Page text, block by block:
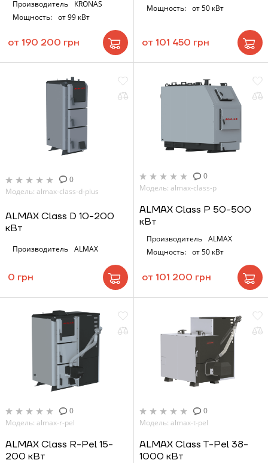
Производитель
KRONAS
Мощность: от 99 кВт
от 190 200 грн
Мощность: от 50 кВт
от 101 450 грн
0
Модель: almax-class-d-plus
ALMAX Class D 10-200
кВт
Производитель ALMAX
0 грн
0
Модель: almax-class-p
ALMAX Class P 50-500
кВт
Производитель ALMAX
Мощность: от 50 кВт
от 101 200 грн
0
Модель: almax-r-pel
ALMAX Class R-Pel 15-
200 кВт
0
Модель: almax-t-pel
ALMAX Class T-Pel 38-
1000 кВт
Заказать
Обратный звонок
ЗАКАЗАТЬ УСЛУГУ МОНТАЖА
Отправить
Корзина